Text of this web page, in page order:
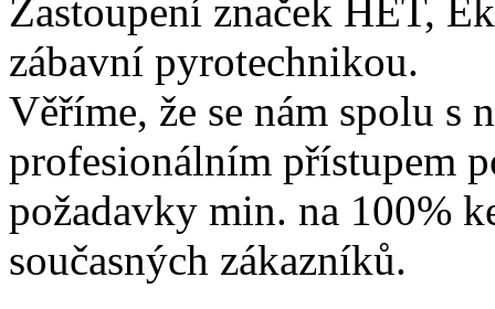
Zastoupení značek HET,
zábavní pyrotechnikou.
Věříme, že se nám spolu s
profesionálním přístupem
požadavky min. na 100%
současných zákazníků.